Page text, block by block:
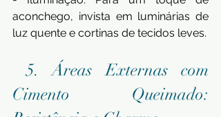
aconchego, invista em luminárias de
luz quente e cortinas de tecidos leves.
5. Áreas Externas com
Cimento Queimado: